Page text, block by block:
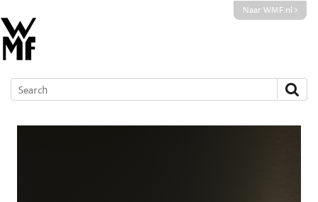
Naar WMF.nl